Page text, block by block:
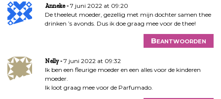
Anneke
7 juni 2022 at 09:20
De theeleut moeder, gezellig met mijn dochter samen thee
drinken ’s avonds. Dus ik doe graag mee voor de thee!
Beantwoorden
Nelly
7 juni 2022 at 09:32
Ik ben een fleurige moeder en een alles voor de kinderen
moeder.
Ik loot graag mee voor de Parfumado.